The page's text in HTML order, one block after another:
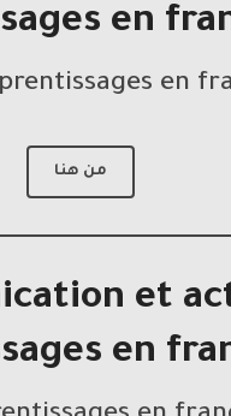
en
من هنا
et
en